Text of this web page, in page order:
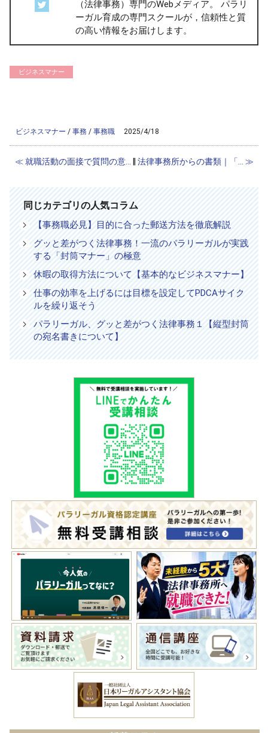
（法律事務）専門のWebメディア。 パラリ
ーガル育成の専門スクールが，信頼性と質
の高い情報をお届けします。
ビジネスマナー
ビジネスマナー / 事務 / 事務職 2025/4/18
≪ 就職活動の面接で質問の意... 法律事務所からの書類｜「... ≫
同じカテゴリの人気コラム
【事務職必見】目的に合った郵送方法を徹底解説
グッと差がつく法律事務！一流のパラリーガルが実践
する「封筒マナー」の極意
休暇の取得方法について【基本的なビジネスマナー】
仕事の効率を上げるには目標を設定してPDCAサイク
ルを繰り返そう
パラリーガル、グッと差がつく法律事務１【縦型封筒
の宛名書きについて】